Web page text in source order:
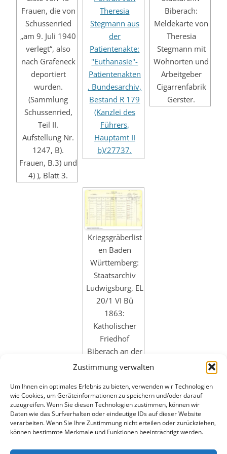
Zustimmung verwalten
Um Ihnen ein optimales Erlebnis zu bieten, verwenden wir Technologien
wie Cookies, um Geräteinformationen zu speichern und/oder darauf
zuzugreifen. Wenn Sie diesen Technologien zustimmen, können wir
Daten wie das Surfverhalten oder eindeutige IDs auf dieser Website
verarbeiten. Wenn Sie Ihre Zustimmung nicht erteilen oder zurückziehen,
können bestimmte Merkmale und Funktionen beeinträchtigt werden.
Frauen, die von
Schussenried
„am 9. Juli 1940
verlegt“, also
nach Grafeneck
deportiert
wurden.
(Sammlung
Schussenried,
Teil II.
Aufstellung Nr.
1247, B).
Frauen, B.3) und
4) ), Blatt 3.
Theresia
Stegmann aus
der
Patientenakte:
"Euthanasie"-
Patientenakten
. Bundesarchiv,
Bestand R 179
(Kanzlei des
Führers,
Hauptamt II
b)/27737.
Biberach:
Meldekarte von
Theresia
Stegmann mit
Wohnorten und
Arbeitgeber
Cigarrenfabrik
Gerster.
Kriegsgräberlist
en Baden
Württemberg:
Staatsarchiv
Ludwigsburg, EL
20/1 VI Bü
1863:
Katholischer
Friedhof
Biberach an der
Riß. Gräberliste
Friedhof